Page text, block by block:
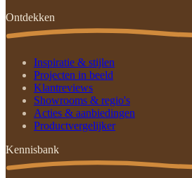
Ontdekken
Inspiratie & stijlen
Projecten in beeld
Klantreviews
Showrooms & regio's
Acties & aanbiedingen
Productvergelijker
Kennisbank